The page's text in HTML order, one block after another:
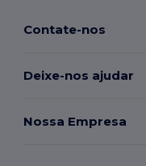
Contate-nos
Deixe-nos ajudar
Nossa Empresa